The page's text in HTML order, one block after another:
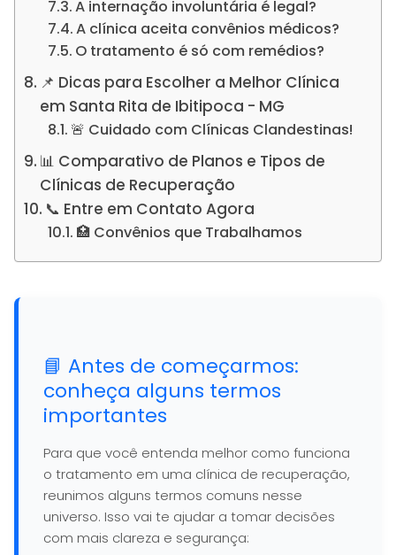
A internação involuntária é legal?
A clínica aceita convênios médicos?
O tratamento é só com remédios?
📌 Dicas para Escolher a Melhor Clínica
em Santa Rita de Ibitipoca - MG
🚨 Cuidado com Clínicas Clandestinas!
📊 Comparativo de Planos e Tipos de
Clínicas de Recuperação
📞 Entre em Contato Agora
🏥 Convênios que Trabalhamos
📘 Antes de começarmos:
conheça alguns termos
importantes
Para que você entenda melhor como funciona
o tratamento em uma clínica de recuperação,
reunimos alguns termos comuns nesse
universo. Isso vai te ajudar a tomar decisões
com mais clareza e segurança: